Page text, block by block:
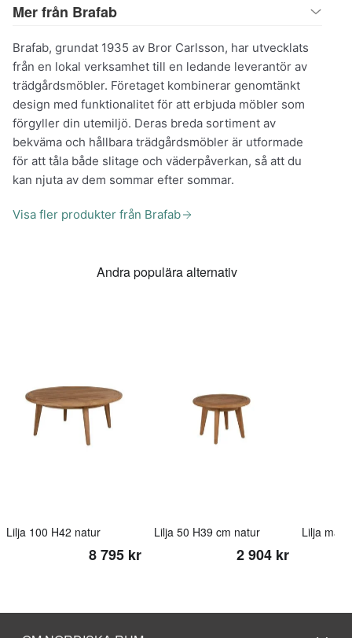
Mer från Brafab
Brafab, grundat 1935 av Bror Carlsson, har utvecklats
från en lokal verksamhet till en ledande leverantör av
trädgårdsmöbler. Företaget kombinerar genomtänkt
design med funktionalitet för att erbjuda möbler som
förgyller din utemiljö. Deras breda sortiment av
bekväma och hållbara trädgårdsmöbler är utformade
för att tåla både slitage och väderpåverkan, så att du
kan njuta av dem sommar efter sommar.
Visa fler produkter från Brafab
Andra populära alternativ
Lilja 100 H42 natur
8 795 kr
Lilja 50 H39 cm natur
2 904 kr
Lilja